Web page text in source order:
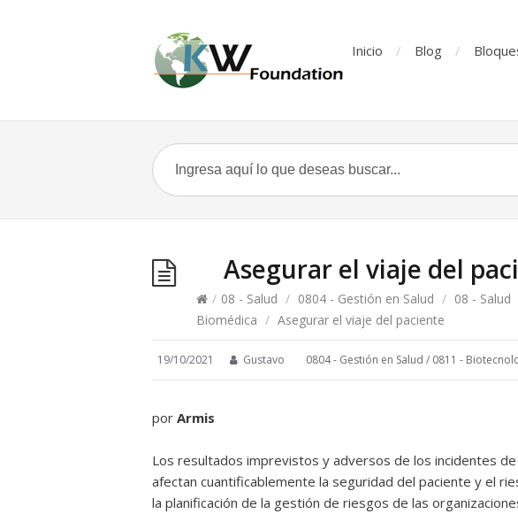
Inicio Blog
Asegurar el viaje del
/ 08 - Salud / 0804 - Gestión en Salud / 08 - Salud
Biomédica / Asegurar el viaje del paciente
19/10/2021 Gustavo 0804 - Gestión en Salud / 0811 -
por Armis
Los resultados imprevistos y adversos de los incidentes
afectan cuantificablemente la seguridad del paciente y el
la planificación de la gestión de riesgos de las